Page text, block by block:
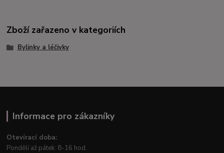
Zboží zařazeno v kategoriích
Bylinky a léčivky
Informace pro zákazníky
Otevírací doba:
Pondělí až pátek: 8-16 hod.